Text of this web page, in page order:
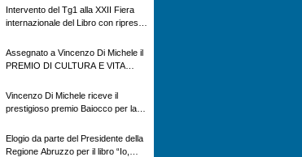
Russia” alla manifestazione Estate
in XX
Intervento del Tg1 alla XXII Fiera
internazionale del Libro con ripresa
in Russia” di Vincenzo Di Michele
Assegnato a Vincenzo Di Michele il
PREMIO DI CULTURA E VITA
Vincenzo Di Michele riceve il
prestigioso premio Baiocco per la
Elogio da parte del Presidente della
Regione Abruzzo per il libro “Io,